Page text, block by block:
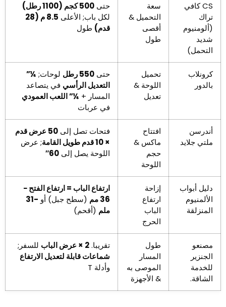
CS كافي
تراك
(ألومنيوم
شديد
التحمل)
سعة
التحميل &
أقصى
طول
حتى500 كجم (1100 رطل)
لكل باب; الأعلى
8.5 م (28
قدم)طول
كرونلاب
بالدور
تحميل
اللوحة &
تعديل
حتى550 رطل لوحات;¼”
التعديل الرأسيفي يتصاعد
المسار + ¼” اللعب العمودي
في عربات
أندرسن
ملتي جلايد
افتتاح
ماكس &
حجم
اللوحة
فتحات تصل إلى
50 عرض قدم
; عرض
اللوحة يصل إلى60″
دليل أبواب
الألمنيوم
المنزلقة
إزاحة
ارتفاع
الباب
الحرج
ارتفاع الباب = ارتفاع الفتح −
36 مم
(سطح جبل) أو
-31
ملم(أقحم)
مصنعو
الجنزير
للخدمة
الشاقة.
طول
المسار
الموصى به
& الأجهزة
تقريبا.2 × عرض الباب
للسفر;
شماعات قابلة لتعديل الارتفاع
وأدلة T